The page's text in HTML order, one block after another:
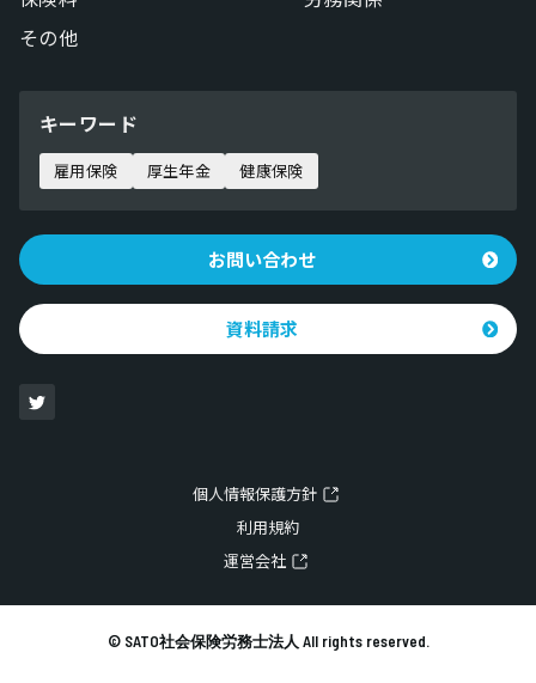
その他
キーワード
雇用保険 厚生年金 健康保険
お問い合わせ
資料請求
© SATO社会保険労務士法人 All rights reserved.
個人情報保護方針
利用規約
運営会社